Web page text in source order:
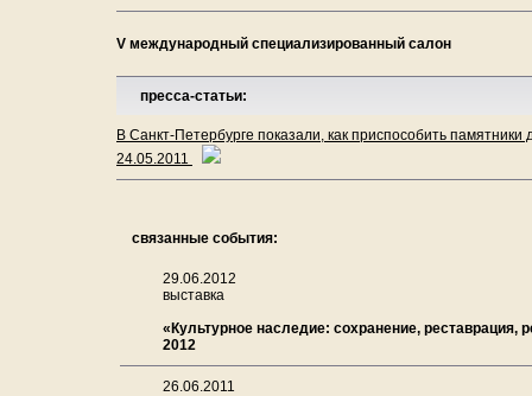
V международный специализированный салон
пресса-статьи:
В Санкт-Петербурге показали, как приспособить
24.05.2011
связанные события:
29.06.2012
выставка
«Культурное наследие: сохранение, реставрация,
2012
26.06.2011